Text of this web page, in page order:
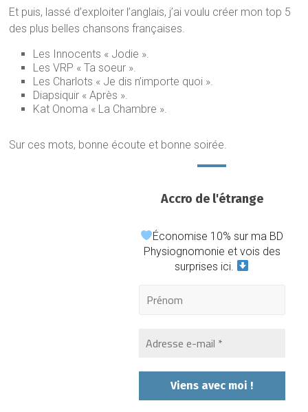
Et puis, lassé d’exploiter l’anglais, j’ai voulu créer mon top 5
des plus belles chansons françaises.
Les Innocents « Jodie ».
Les VRP « Ta soeur ».
Les Charlots « Je dis n’importe quoi ».
Diapsiquir « Après ».
Kat Onoma « La Chambre ».
Sur ces mots, bonne écoute et bonne soirée.
Accro de l'étrange
Économise 10% sur ma BD
Physiognomonie et vois des
surprises ici.